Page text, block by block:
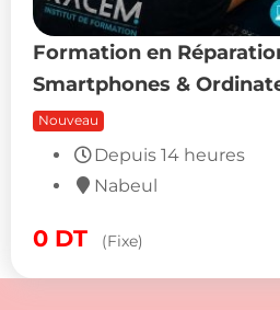
Formation en
Smartphones &
Nouveau
Depuis 14 heures
Nabeul
0 DT (Fixe)